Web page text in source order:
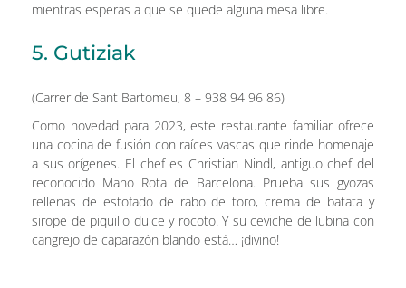
mientras esperas a que se quede alguna mesa libre.
5. Gutiziak
(Carrer de Sant Bartomeu, 8 – 938 94 96 86)
Como novedad para 2023, este restaurante familiar ofrece
una cocina de fusión con raíces vascas que rinde homenaje
a sus orígenes. El chef es Christian Nindl, antiguo chef del
reconocido Mano Rota de Barcelona. Prueba sus gyozas
rellenas de estofado de rabo de toro, crema de batata y
sirope de piquillo dulce y rocoto. Y su ceviche de lubina con
cangrejo de caparazón blando está… ¡divino!